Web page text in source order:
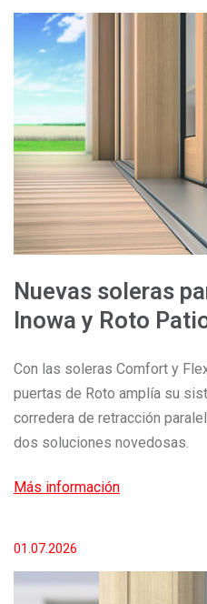
Nuevas soleras
Inowa y Roto
Con las soleras Comfort y
puertas de Roto amplía su
corredera de retracción
dos soluciones novedosas.
Más información
01.07.2026